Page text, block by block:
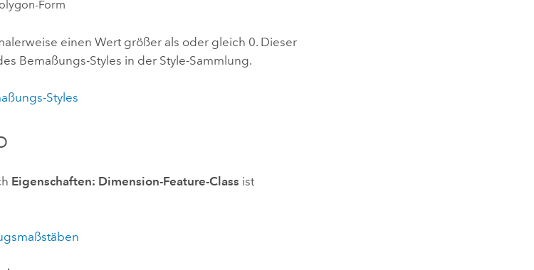
Form
einen Wert größer als oder gleich 0. Dieser
Bemaßungs-Styles in der Style-Sammlung.
Styles
Eigenschaften: Dimension-Feature-Class ist